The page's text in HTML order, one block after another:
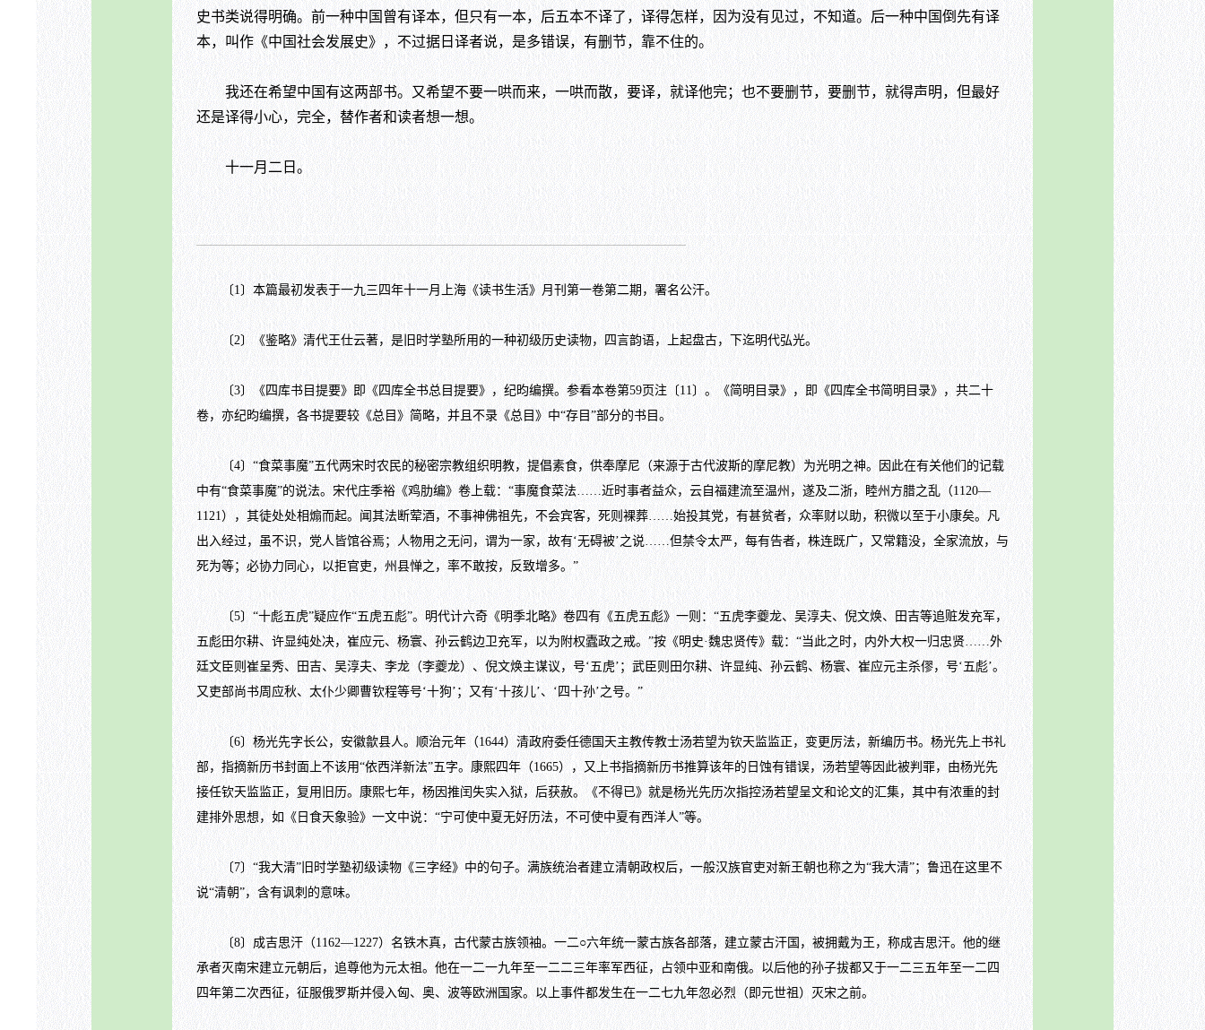
史书类说得明确。前一种中国曾有译本，但只有一本，后五本不译了，译得怎样，因为没有见过，不知道。后一种中国倒先有译
本，叫作《中国社会发展史》，不过据日译者说，是多错误，有删节，靠不住的。
我还在希望中国有这两部书。又希望不要一哄而来，一哄而散，要译，就译他完；也不要删节，要删节，就得声明，但最好
还是译得小心，完全，替作者和读者想一想。
十一月二日。
〔1〕本篇最初发表于一九三四年十一月上海《读书生活》月刊第一卷第二期，署名公汗。
〔2〕《鉴略》清代王仕云著，是旧时学塾所用的一种初级历史读物，四言韵语，上起盘古，下迄明代弘光。
〔3〕《四库书目提要》即《四库全书总目提要》，纪昀编撰。参看本卷第59页注〔11〕。《简明目录》，即《四库全书简明目录》，共二十
卷，亦纪昀编撰，各书提要较《总目》简略，并且不录《总目》中“存目”部分的书目。
〔4〕“食菜事魔”五代两宋时农民的秘密宗教组织明教，提倡素食，供奉摩尼（来源于古代波斯的摩尼教）为光明之神。因此在有关他们的记载
中有“食菜事魔”的说法。宋代庄季裕《鸡肋编》卷上载：“事魔食菜法……近时事者益众，云自福建流至温州，遂及二浙，睦州方腊之乱（1120—
1121），其徒处处相煽而起。闻其法断荤酒，不事神佛祖先，不会宾客，死则裸葬……始投其党，有甚贫者，众率财以助，积微以至于小康矣。凡
出入经过，虽不识，党人皆馆谷焉；人物用之无问，谓为一家，故有‘无碍被’之说……但禁令太严，每有告者，株连既广，又常籍没，全家流放，与
死为等；必协力同心，以拒官吏，州县惮之，率不敢按，反致增多。”
〔5〕“十彪五虎”疑应作“五虎五彪”。明代计六奇《明季北略》卷四有《五虎五彪》一则：“五虎李夔龙、吴淳夫、倪文焕、田吉等追赃发充军，
五彪田尔耕、许显纯处决，崔应元、杨寰、孙云鹤边卫充军，以为附权蠹政之戒。”按《明史·魏忠贤传》载：“当此之时，内外大权一归忠贤……外
廷文臣则崔呈秀、田吉、吴淳夫、李龙（李夔龙）、倪文焕主谋议，号‘五虎’；武臣则田尔耕、许显纯、孙云鹤、杨寰、崔应元主杀僇，号‘五彪’。
又吏部尚书周应秋、太仆少卿曹钦程等号‘十狗’；又有‘十孩儿’、‘四十孙’之号。”
〔6〕杨光先字长公，安徽歙县人。顺治元年（1644）清政府委任德国天主教传教士汤若望为钦天监监正，变更厉法，新编历书。杨光先上书礼
部，指摘新历书封面上不该用“依西洋新法”五字。康熙四年（1665），又上书指摘新历书推算该年的日蚀有错误，汤若望等因此被判罪，由杨光先
接任钦天监监正，复用旧历。康熙七年，杨因推闰失实入狱，后获赦。《不得已》就是杨光先历次指控汤若望呈文和论文的汇集，其中有浓重的封
建排外思想，如《日食天象验》一文中说：“宁可使中夏无好历法，不可使中夏有西洋人”等。
〔7〕“我大清”旧时学塾初级读物《三字经》中的句子。满族统治者建立清朝政权后，一般汉族官吏对新王朝也称之为“我大清”；鲁迅在这里不
说“清朝”，含有讽刺的意味。
〔8〕成吉思汗（1162—1227）名铁木真，古代蒙古族领袖。一二○六年统一蒙古族各部落，建立蒙古汗国，被拥戴为王，称成吉思汗。他的继
承者灭南宋建立元朝后，追尊他为元太祖。他在一二一九年至一二二三年率军西征，占领中亚和南俄。以后他的孙子拔都又于一二三五年至一二四
四年第二次西征，征服俄罗斯并侵入匈、奥、波等欧洲国家。以上事件都发生在一二七九年忽必烈（即元世祖）灭宋之前。